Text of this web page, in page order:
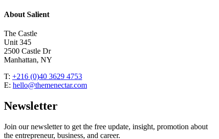
About Salient
The Castle
Unit 345
2500 Castle Dr
Manhattan, NY
T: +216 (0)40 3629 4753
E: hello@themenectar.com
Newsletter
Join our newsletter to get the free update, insight, promotion about
the entrepreneur, business, and career.